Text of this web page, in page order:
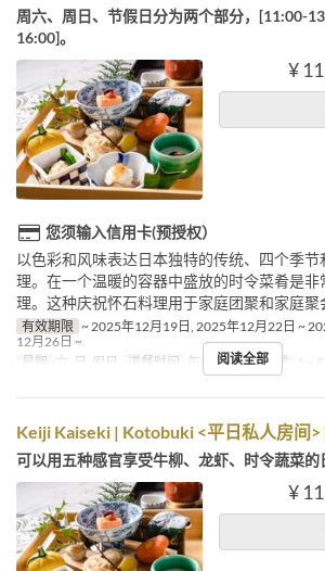
周六、周日、节假日分为两个部分，[11:00-
16:00]。
¥
您须输入信用卡(预授权）
以色彩和风味表达日本独特的传统、四个季
理。在一个温暖的容器中盛放的时令菜肴是
理。这种庆祝怀石料理用于家庭团聚和家庭聚
有效期限 ~ 2025年12月19日, 2025年12月22日 ~
12月26日 ~
星期 六, 日, 假日 进餐时间 午餐 最大下单数 1 ~ 8
阅读全部
Keiji Kaiseki | Kotobuki <平日私人房间>
可以用五种感官享受牛柳、龙虾、时令蔬菜的
¥